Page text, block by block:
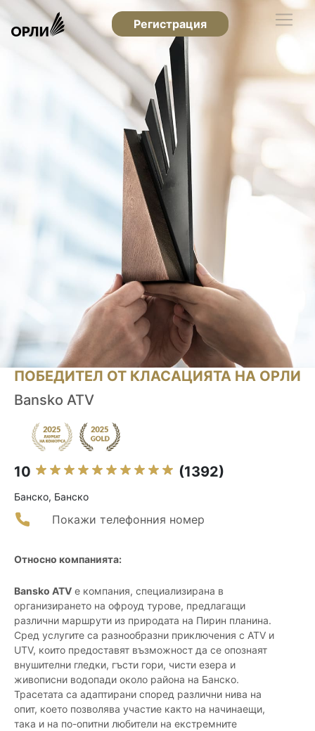
Регистрация
ПОБЕДИТЕЛ ОТ КЛАСАЦИЯТА НА ОРЛИ
Bansko ATV
10 (1392)
Банско, Банско
Покажи телефонния номер
Относно компанията:
Bansko ATV е компания, специализирана в
организирането на офроуд турове, предлагащи
различни маршрути из природата на Пирин планина.
Сред услугите са разнообразни приключения с ATV и
UTV, които предоставят възможност да се опознаят
внушителни гледки, гъсти гори, чисти езера и
живописни водопади около района на Банско.
Трасетата са адаптирани според различни нива на
опит, което позволява участие както на начинаещи,
така и на по-опитни любители на екстремните